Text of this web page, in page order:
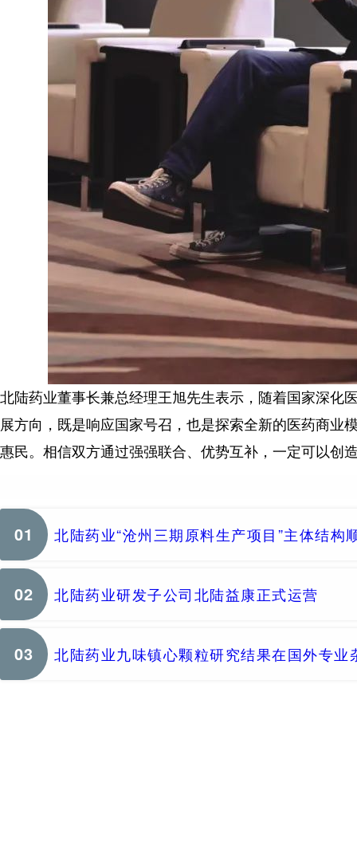
北陆药业董事长兼总经理王旭先生表示，随着国家深化
展方向，既是响应国家号召，也是探索全新的医药商业
惠民。相信双方通过强强联合、优势互补，一定可以创
01 北陆药业“沧州三期原料生产项目”主体结构
02 北陆药业研发子公司北陆益康正式运营
03 北陆药业九味镇心颗粒研究结果在国外专业